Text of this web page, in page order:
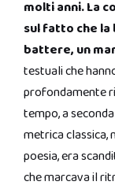
molti anni. La
sul fatto che
battere, un
testuali che
profondamente
tempo, a
metrica classica,
poesia, era
che marcava il